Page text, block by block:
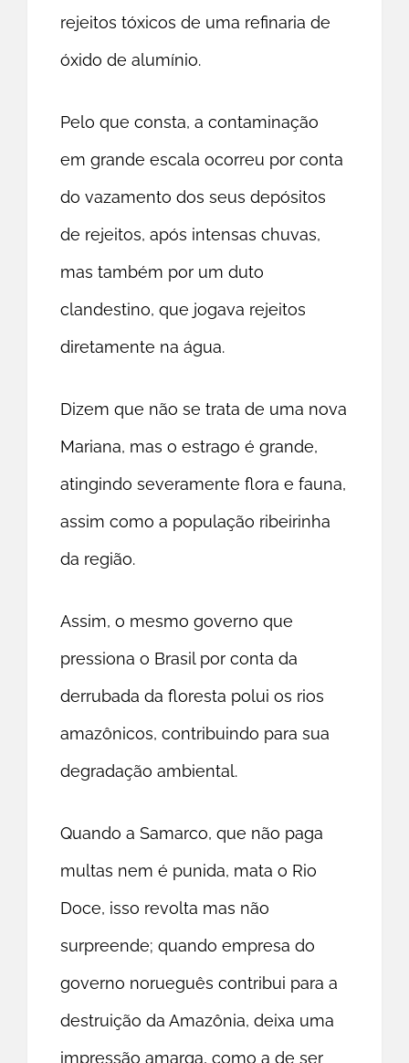
rejeitos tóxicos de uma refinaria de
óxido de alumínio.
Pelo que consta, a contaminação
em grande escala ocorreu por conta
do vazamento dos seus depósitos
de rejeitos, após intensas chuvas,
mas também por um duto
clandestino, que jogava rejeitos
diretamente na água.
Dizem que não se trata de uma nova
Mariana, mas o estrago é grande,
atingindo severamente flora e fauna,
assim como a população ribeirinha
da região.
Assim, o mesmo governo que
pressiona o Brasil por conta da
derrubada da floresta polui os rios
amazônicos, contribuindo para sua
degradação ambiental.
Quando a Samarco, que não paga
multas nem é punida, mata o Rio
Doce, isso revolta mas não
surpreende; quando empresa do
governo norueguês contribui para a
destruição da Amazônia, deixa uma
impressão amarga, como a de ser